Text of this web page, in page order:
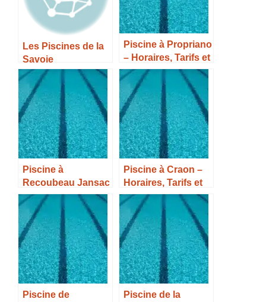
Les Piscines de la
Savoie
Piscine à Propriano
– Horaires, Tarifs et
Infos –
Piscine à
Recoubeau Jansac
– Horaires, Tarifs et
Infos –
Piscine à Craon –
Horaires, Tarifs et
Infos –
Piscine de Piscine de la